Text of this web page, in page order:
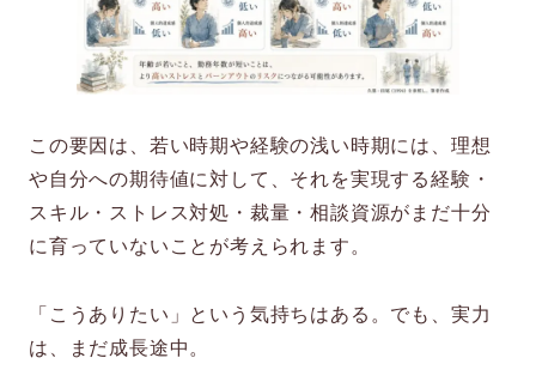
この要因は、若い時期や経験の浅い時期には、理想
や自分への期待値に対して、それを実現する経験・
スキル・ストレス対処・裁量・相談資源がまだ十分
に育っていないことが考えられます。
「こうありたい」という気持ちはある。でも、実力
は、まだ成長途中。